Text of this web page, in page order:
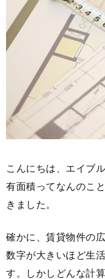
こんにちは、エイブ
有面積ってなんのこ
きました。
確かに、賃貸物件の
数字が大きいほど生
す。しかしどんな計